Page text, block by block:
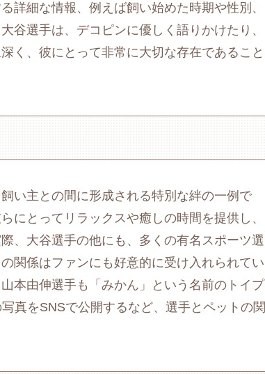
詳細な情報、例えば飼い始めた時期や性別、
谷選手は、デコピンに優しく語りかけたり、
く、彼にとって非常に大切な存在であること
い主との間に形成される特別な絆の一例で
にとってリラックスや癒しの時間を提供し、
、大谷選手の他にも、多くの有名スポーツ選
関係はファンにも好意的に受け入れられてい
本由伸選手も「みかん」という名前のトイプ
真をSNSで公開するなど、選手とペットの関